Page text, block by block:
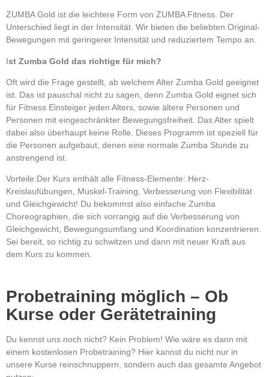
ZUMBA Gold ist die leichtere Form von ZUMBA Fitness. Der
Unterschied liegt in der Intensität. Wir bieten die beliebten Original-
Bewegungen mit geringerer Intensität und reduziertem Tempo an.
Ist Zumba Gold das richtige für mich?
Oft wird die Frage gestellt, ab welchem Alter Zumba Gold geeignet
ist. Das ist pauschal nicht zu sagen, denn Zumba Gold eignet sich
für Fitness Einsteiger jeden Alters, sowie ältere Personen und
Personen mit eingeschränkter Bewegungsfreiheit. Das Alter spielt
dabei also überhaupt keine Rolle. Dieses Programm ist speziell für
die Personen aufgebaut, denen eine normale Zumba Stunde zu
anstrengend ist.
Vorteile:Der Kurs enthält alle Fitness-Elemente: Herz-
Kreislaufübungen, Muskel-Training, Verbesserung von Flexibilität
und Gleichgewicht! Du bekommst also einfache Zumba
Choreographien, die sich vorrangig auf die Verbesserung von
Gleichgewicht, Bewegungsumfang und Koordination konzentrieren.
Sei bereit, so richtig zu schwitzen und dann mit neuer Kraft aus
dem Kurs zu kommen.
Probetraining möglich – Ob
Kurse oder Gerätetraining
Du kennst uns noch nicht? Kein Problem! Wie wäre es dann mit
einem kostenlosen Probetraining? Hier kannst du nicht nur in
unsere Kurse reinschnuppern, sondern auch das gesamte Angebot